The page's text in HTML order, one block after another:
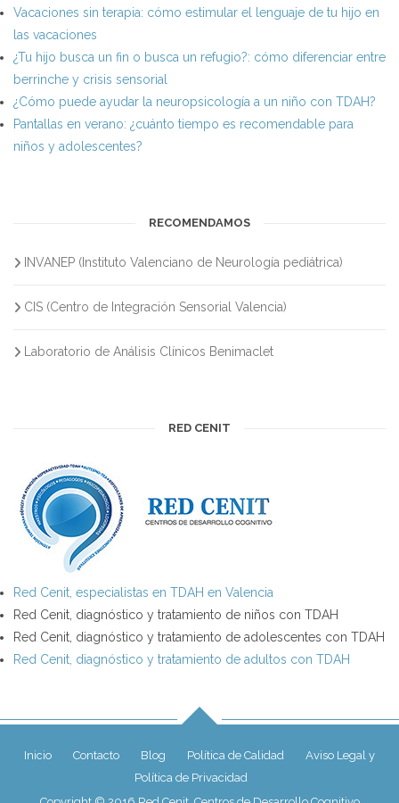
Vacaciones sin terapia: cómo estimular el lenguaje de tu hijo en
las vacaciones
¿Tu hijo busca un fin o busca un refugio?: cómo diferenciar entre
berrinche y crisis sensorial
¿Cómo puede ayudar la neuropsicología a un niño con TDAH?
Pantallas en verano: ¿cuánto tiempo es recomendable para
niños y adolescentes?
RECOMENDAMOS
INVANEP (Instituto Valenciano de Neurología pediátrica)
CIS (Centro de Integración Sensorial Valencia)
Laboratorio de Análisis Clínicos Benimaclet
RED CENIT
Red Cenit, especialistas en TDAH en Valencia
Red Cenit, diagnóstico y tratamiento de niños con TDAH
Red Cenit, diagnóstico y tratamiento de adolescentes con TDAH
Red Cenit, diagnóstico y tratamiento de adultos con TDAH
Inicio Contacto Blog Política de Calidad
Aviso Legal y
Política de Privacidad